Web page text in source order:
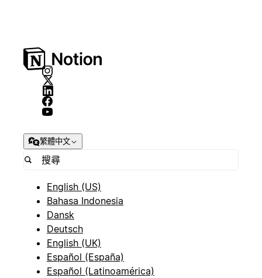
繁體中文
English (US)
Bahasa Indonesia
Dansk
Deutsch
English (UK)
Español (España)
Español (Latinoamérica)